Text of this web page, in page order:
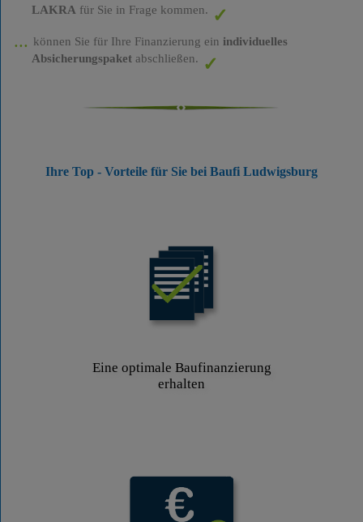
LAKRA für Sie in Frage kommen.
können Sie für Ihre Finanzierung ein individuelles
Absicherungspaketabschließen.
Ihre Top - Vorteile für Sie bei Baufi Ludwigsburg
Eine optimale Baufinanzierung
erhalten